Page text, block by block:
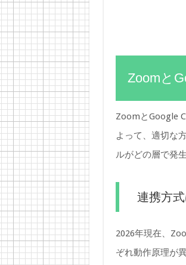
Zoomと
ZoomとGoogle
よって、適切な
ルがどの層で発
連携方
2026年現在、
ぞれ動作原理が